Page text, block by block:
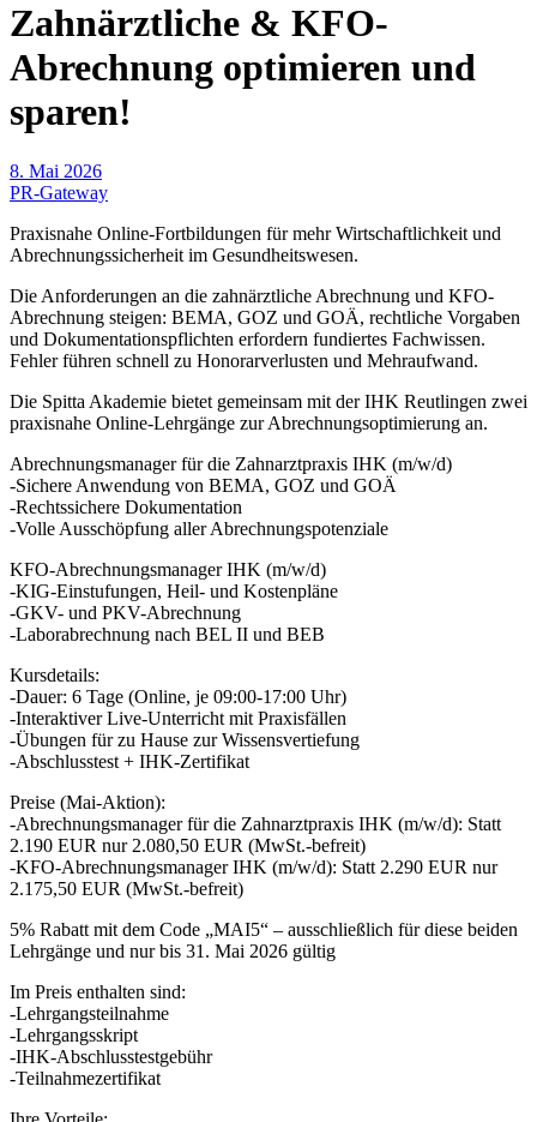
Zahnärztliche & KFO-
Abrechnung optimieren und
sparen!
8. Mai 2026
PR-Gateway
Praxisnahe Online-Fortbildungen für mehr Wirtschaftlichkeit und
Abrechnungssicherheit im Gesundheitswesen.
Die Anforderungen an die zahnärztliche Abrechnung und KFO-
Abrechnung steigen: BEMA, GOZ und GOÄ, rechtliche Vorgaben
und Dokumentationspflichten erfordern fundiertes Fachwissen.
Fehler führen schnell zu Honorarverlusten und Mehraufwand.
Die Spitta Akademie bietet gemeinsam mit der IHK Reutlingen zwei
praxisnahe Online-Lehrgänge zur Abrechnungsoptimierung an.
Abrechnungsmanager für die Zahnarztpraxis IHK (m/w/d)
-Sichere Anwendung von BEMA, GOZ und GOÄ
-Rechtssichere Dokumentation
-Volle Ausschöpfung aller Abrechnungspotenziale
KFO-Abrechnungsmanager IHK (m/w/d)
-KIG-Einstufungen, Heil- und Kostenpläne
-GKV- und PKV-Abrechnung
-Laborabrechnung nach BEL II und BEB
Kursdetails:
-Dauer: 6 Tage (Online, je 09:00-17:00 Uhr)
-Interaktiver Live-Unterricht mit Praxisfällen
-Übungen für zu Hause zur Wissensvertiefung
-Abschlusstest + IHK-Zertifikat
Preise (Mai-Aktion):
-Abrechnungsmanager für die Zahnarztpraxis IHK (m/w/d): Statt
2.190 EUR nur 2.080,50 EUR (MwSt.-befreit)
-KFO-Abrechnungsmanager IHK (m/w/d): Statt 2.290 EUR nur
2.175,50 EUR (MwSt.-befreit)
5% Rabatt mit dem Code „MAI5“ – ausschließlich für diese beiden
Lehrgänge und nur bis 31. Mai 2026 gültig
Im Preis enthalten sind:
-Lehrgangsteilnahme
-Lehrgangsskript
-IHK-Abschlusstestgebühr
-Teilnahmezertifikat